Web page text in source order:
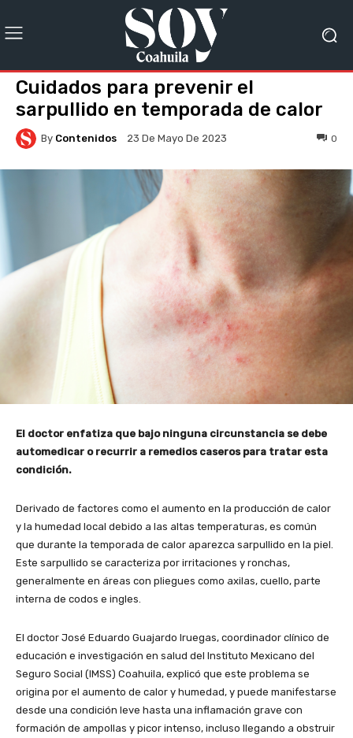
Cuidados para prevenir el
sarpullido en temporada de calor
By Contenidos 23 De Mayo De 2023 0
El doctor enfatiza que bajo ninguna circunstancia se debe
automedicar o recurrir a remedios caseros para tratar esta
condición.
Derivado de factores como el aumento en la producción de calor
y la humedad local debido a las altas temperaturas, es común
que durante la temporada de calor aparezca sarpullido en la piel.
Este sarpullido se caracteriza por irritaciones y ronchas,
generalmente en áreas con pliegues como axilas, cuello, parte
interna de codos e ingles.
El doctor José Eduardo Guajardo Iruegas, coordinador clínico de
educación e investigación en salud del Instituto Mexicano del
Seguro Social (IMSS) Coahuila, explicó que este problema se
origina por el aumento de calor y humedad, y puede manifestarse
desde una condición leve hasta una inflamación grave con
formación de ampollas y picor intenso, incluso llegando a obstruir